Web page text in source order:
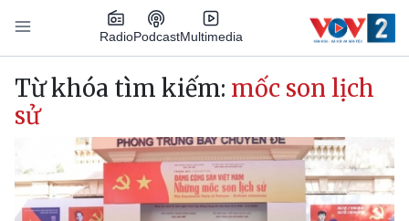
Nhảy đến nội dung
RadioPodcastMultimedia
Main navigation
Từ khóa tìm kiếm: mốc son lịch
sử